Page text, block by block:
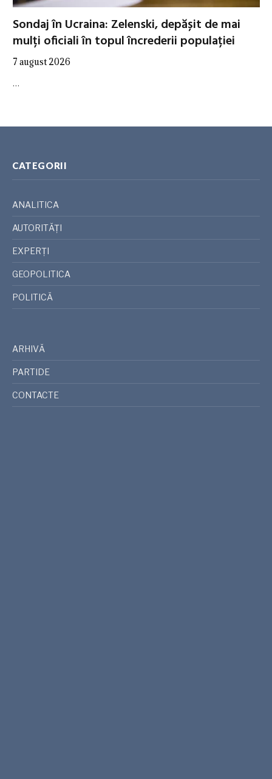
Sondaj în Ucraina: Zelenski, depășit de mai
mulți oficiali în topul încrederii populației
7 august 2026
…
CATEGORII
ANALITICA
AUTORITĂȚI
EXPERȚI
GEOPOLITICA
POLITICĂ
ARHIVĂ
PARTIDE
CONTACTE